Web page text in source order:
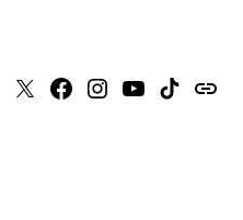
X Faceboook
Instagram
YoutubeTiktokissuu